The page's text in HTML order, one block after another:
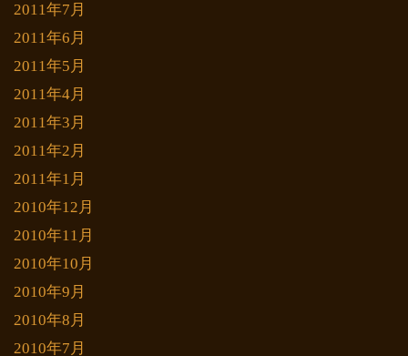
2011年7月
2011年6月
2011年5月
2011年4月
2011年3月
2011年2月
2011年1月
2010年12月
2010年11月
2010年10月
2010年9月
2010年8月
2010年7月